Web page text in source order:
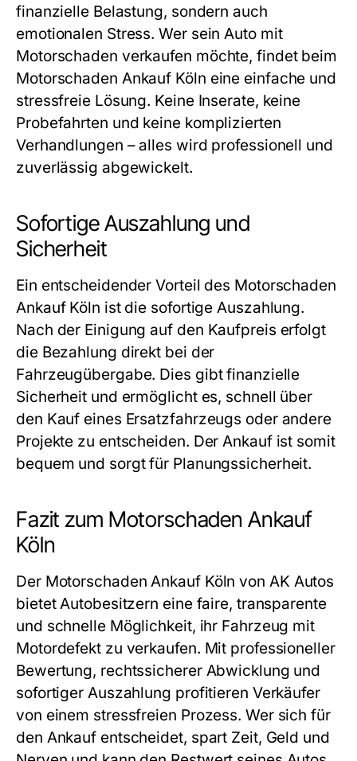
finanzielle Belastung, sondern auch
emotionalen Stress. Wer sein Auto mit
Motorschaden verkaufen möchte, findet beim
Motorschaden Ankauf Köln eine einfache und
stressfreie Lösung. Keine Inserate, keine
Probefahrten und keine komplizierten
Verhandlungen – alles wird professionell und
zuverlässig abgewickelt.
Sofortige Auszahlung und
Sicherheit
Ein entscheidender Vorteil des Motorschaden
Ankauf Köln ist die sofortige Auszahlung.
Nach der Einigung auf den Kaufpreis erfolgt
die Bezahlung direkt bei der
Fahrzeugübergabe. Dies gibt finanzielle
Sicherheit und ermöglicht es, schnell über
den Kauf eines Ersatzfahrzeugs oder andere
Projekte zu entscheiden. Der Ankauf ist somit
bequem und sorgt für Planungssicherheit.
Fazit zum Motorschaden Ankauf
Köln
Der Motorschaden Ankauf Köln von AK Autos
bietet Autobesitzern eine faire, transparente
und schnelle Möglichkeit, ihr Fahrzeug mit
Motordefekt zu verkaufen. Mit professioneller
Bewertung, rechtssicherer Abwicklung und
sofortiger Auszahlung profitieren Verkäufer
von einem stressfreien Prozess. Wer sich für
den Ankauf entscheidet, spart Zeit, Geld und